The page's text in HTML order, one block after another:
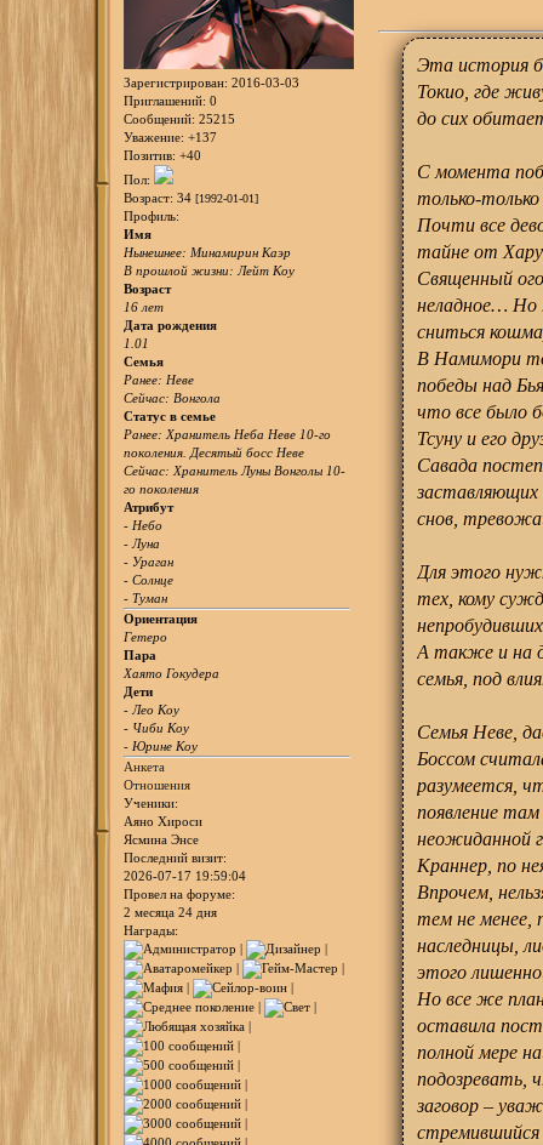
Зарегистрирован: 2016-03-03
Приглашений: 0
Сообщений: 25215
Уважение: +137
Позитив: +40
Пол:
Возраст: 34 [1992-01-01]
Профиль:
Имя
Нынешнее: Минамирин Каэр
В прошлой жизни: Лейт Коу
Возраст
16 лет
Дата рождения
1.01
Семья
Ранее: Неве
Сейчас: Вонгола
Статус в семье
Ранее: Хранитель Неба Неве 10-го
поколения. Десятый босс Неве
Сейчас: Хранитель Луны Вонголы 10-
го поколения
Атрибут
- Небо
- Луна
- Ураган
- Солнце
- Туман
Ориентация
Гетеро
Пара
Хаято Гокудера
Дети
- Лео Коу
- Чиби Коу
- Юрине Коу
Анкета
Отношения
Ученики:
Аяно Хироси
Ясмина Энсе
Последний визит:
2026-07-17 19:59:04
Провел на форуме:
2 месяца 24 дня
Награды:
Эта история
Токио, где
до сих
С момента
только-
Почти все
тайне от
Священный
неладное… Но
сниться
В Намимори
победы над
что все было
Тсуну и его
Савада
снов,
Для этого
тех, кому
А также и на
семья, под
Семья Неве,
Боссом
разумеется,
появление
неожиданной
Краннер, по
Впрочем,
тем не менее,
наследницы,
этого
Но все же
оставила
полной мере
подозревать,
заговор –
стремившийся